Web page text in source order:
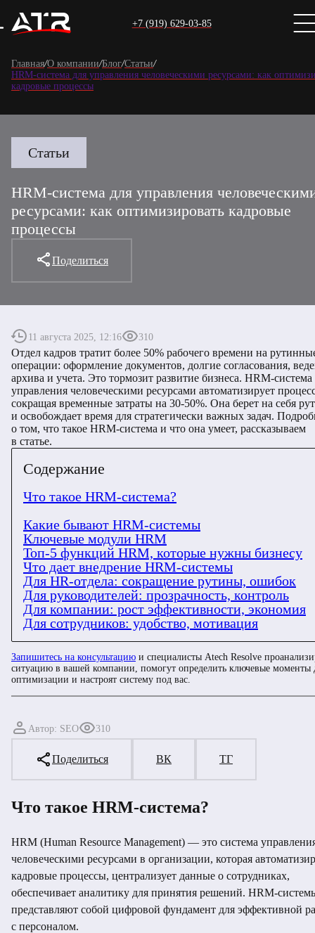
+7 (919) 629-03-85
Главная/О компании/Блог/Статьи/
HRM-система для управления человеческими ресурсами: как
кадровые процессы
Статьи
HRM-система для управления
ресурсами: как оптимизировать кадровые
процессы
Поделиться
11 августа 2025, 12:16 310
Отдел кадров тратит более 50% рабочего времени на
операции: оформление документов, долгие согласования,
архива и учета. Это тормозит развитие бизнеса. HRM-система
управления человеческими ресурсами автоматизирует
сокращая временные затраты на 30-50%. Она берет на себя
и освобождает время для стратегически важных задач.
о том, что такое HRM-система и что она умеет, рассказываем
в статье.
Содержание
Что такое HRM-система?
Какие бывают HRM-системы
Ключевые модули HRM
Топ-5 функций HRM, которые нужны бизнесу
Что дает внедрение HRM-системы
Для HR-отдела: сокращение рутины, ошибок
Для руководителей: прозрачность, контроль
Для компании: рост эффективности, экономия
Для сотрудников: удобство, мотивация
Что такое HRM-система?
HRM (Human Resource Management) — это система
человеческими ресурсами в организации, которая
кадровые процессы, централизует данные о сотрудниках,
обеспечивает аналитику для принятия решений. HRM-
представляют собой цифровой фундамент для эффективной
с персоналом.
Запишитесь на консультацию и специалисты Atech Resolve
ситуацию в вашей компании, помогут определить ключевые моменты
оптимизации и настроят систему под вас.
Автор: SEO 310
Поделиться ВК ТГ